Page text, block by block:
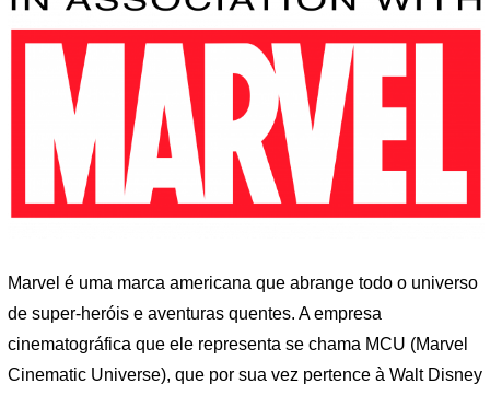
Marvel é uma marca americana que abrange todo o universo
de super-heróis e aventuras quentes. A empresa
cinematográfica que ele representa se chama MCU (Marvel
Cinematic Universe), que por sua vez pertence à Walt Disney